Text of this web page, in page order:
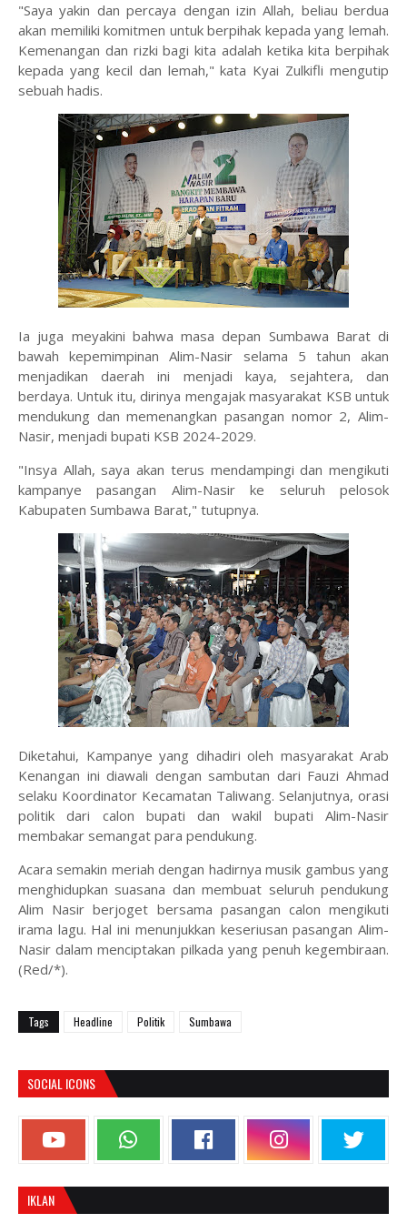
"Saya yakin dan percaya dengan izin Allah, beliau berdua
akan memiliki komitmen untuk berpihak kepada yang lemah.
Kemenangan dan rizki bagi kita adalah ketika kita berpihak
kepada yang kecil dan lemah," kata Kyai Zulkifli mengutip
sebuah hadis.
Ia juga meyakini bahwa masa depan Sumbawa Barat di
bawah kepemimpinan Alim-Nasir selama 5 tahun akan
menjadikan daerah ini menjadi kaya, sejahtera, dan
berdaya. Untuk itu, dirinya mengajak masyarakat KSB untuk
mendukung dan memenangkan pasangan nomor 2, Alim-
Nasir, menjadi bupati KSB 2024-2029.
"Insya Allah, saya akan terus mendampingi dan mengikuti
kampanye pasangan Alim-Nasir ke seluruh pelosok
Kabupaten Sumbawa Barat," tutupnya.
Diketahui, Kampanye yang dihadiri oleh masyarakat Arab
Kenangan ini diawali dengan sambutan dari Fauzi Ahmad
selaku Koordinator Kecamatan Taliwang. Selanjutnya, orasi
politik dari calon bupati dan wakil bupati Alim-Nasir
membakar semangat para pendukung.
Acara semakin meriah dengan hadirnya musik gambus yang
menghidupkan suasana dan membuat seluruh pendukung
Alim Nasir berjoget bersama pasangan calon mengikuti
irama lagu. Hal ini menunjukkan keseriusan pasangan Alim-
Nasir dalam menciptakan pilkada yang penuh kegembiraan.
(Red/*).
Tags Headline Politik Sumbawa
SOCIAL ICONS
IKLAN